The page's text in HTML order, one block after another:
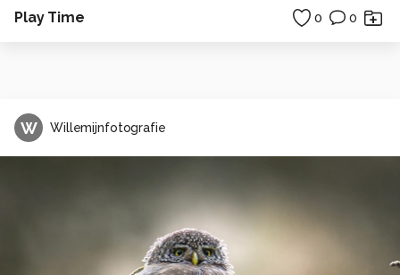
Play Time 0 0
W Willemijnfotografie